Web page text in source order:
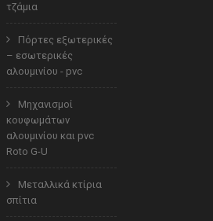
τζάμια
Πόρτες εξωτερικές
– εσωτερικές
αλουμινίου - pvc
Μηχανισμοί
κουφωμάτων
αλουμινίου και pvc
Roto G-U
Μεταλλικά κτίρια
σπίτια